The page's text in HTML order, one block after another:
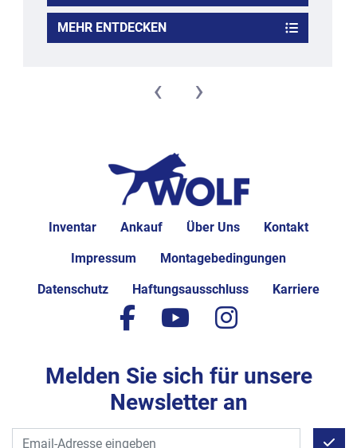
MEHR ENTDECKEN
‹ ›
Inventar Ankauf Über Uns Kontakt
Impressum Montagebedingungen
Datenschutz Haftungsausschluss Karriere
facebook
youtubeinstagram
Melden Sie sich für unsere
Newsletter an